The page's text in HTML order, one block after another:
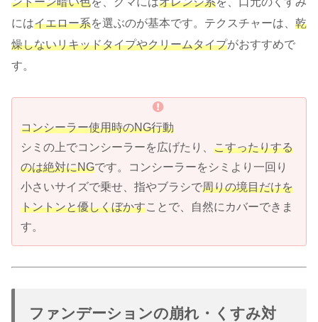
にはイエロー系を選ぶのが基本です。テクスチャーは、 乾
燥しないリキッドタイプやクリームタイプがおすすめで
す。
コンシーラー使用時のNG行動
シミの上でコンシーラーを広げたり、 こすったりする
のは絶対にNGです。コンシーラーをシミより一回り
小さいサイズで乗せ、指やブラシで周りの境目だけを
トントンと優しくぼかすことで、自然にカバーできま
す。
ファンデーションの崩れ・くすみ対